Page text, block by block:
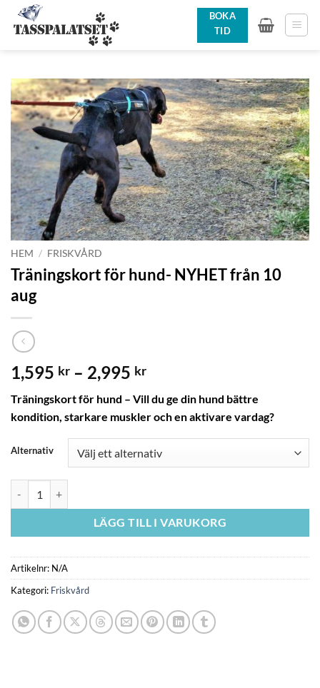
BOKA
TID
HEM / FRISKVÅRD
Träningskort för hund- NYHET från 10
aug
1,595 kr – 2,995 krPrisintervall:
till
2,995 kr
Träningskort för hund – Vill du ge din hund bättre
kondition, starkare muskler och en aktivare vardag?
Alternativ
LÄGG TILL I VARUKORG
Artikelnr: N/A
Kategori: Friskvård